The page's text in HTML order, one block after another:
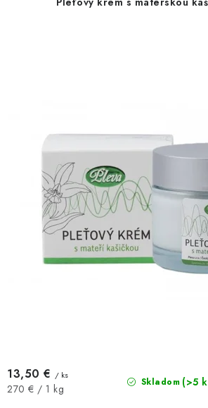
Skladom (>5
13,50 € / ks
Jednotková
270 € / 1 kg